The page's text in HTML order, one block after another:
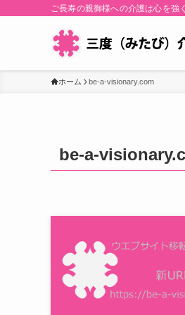
ご長寿の親御様への介護は心を強
ホーム be-a-visionary.com
be-a-